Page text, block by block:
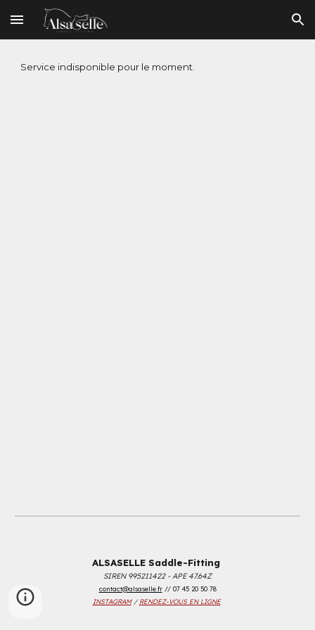
Skip to main content Skip to navigation
Service indisponible pour le moment.
ALSASELLE Saddle-Fitting
SIREN 995211422 - APE 47.64Z
contact@alsaselle.fr // 07 45 20 50 78
INSTAGRAM/RENDEZ-VOUS EN LIGNE